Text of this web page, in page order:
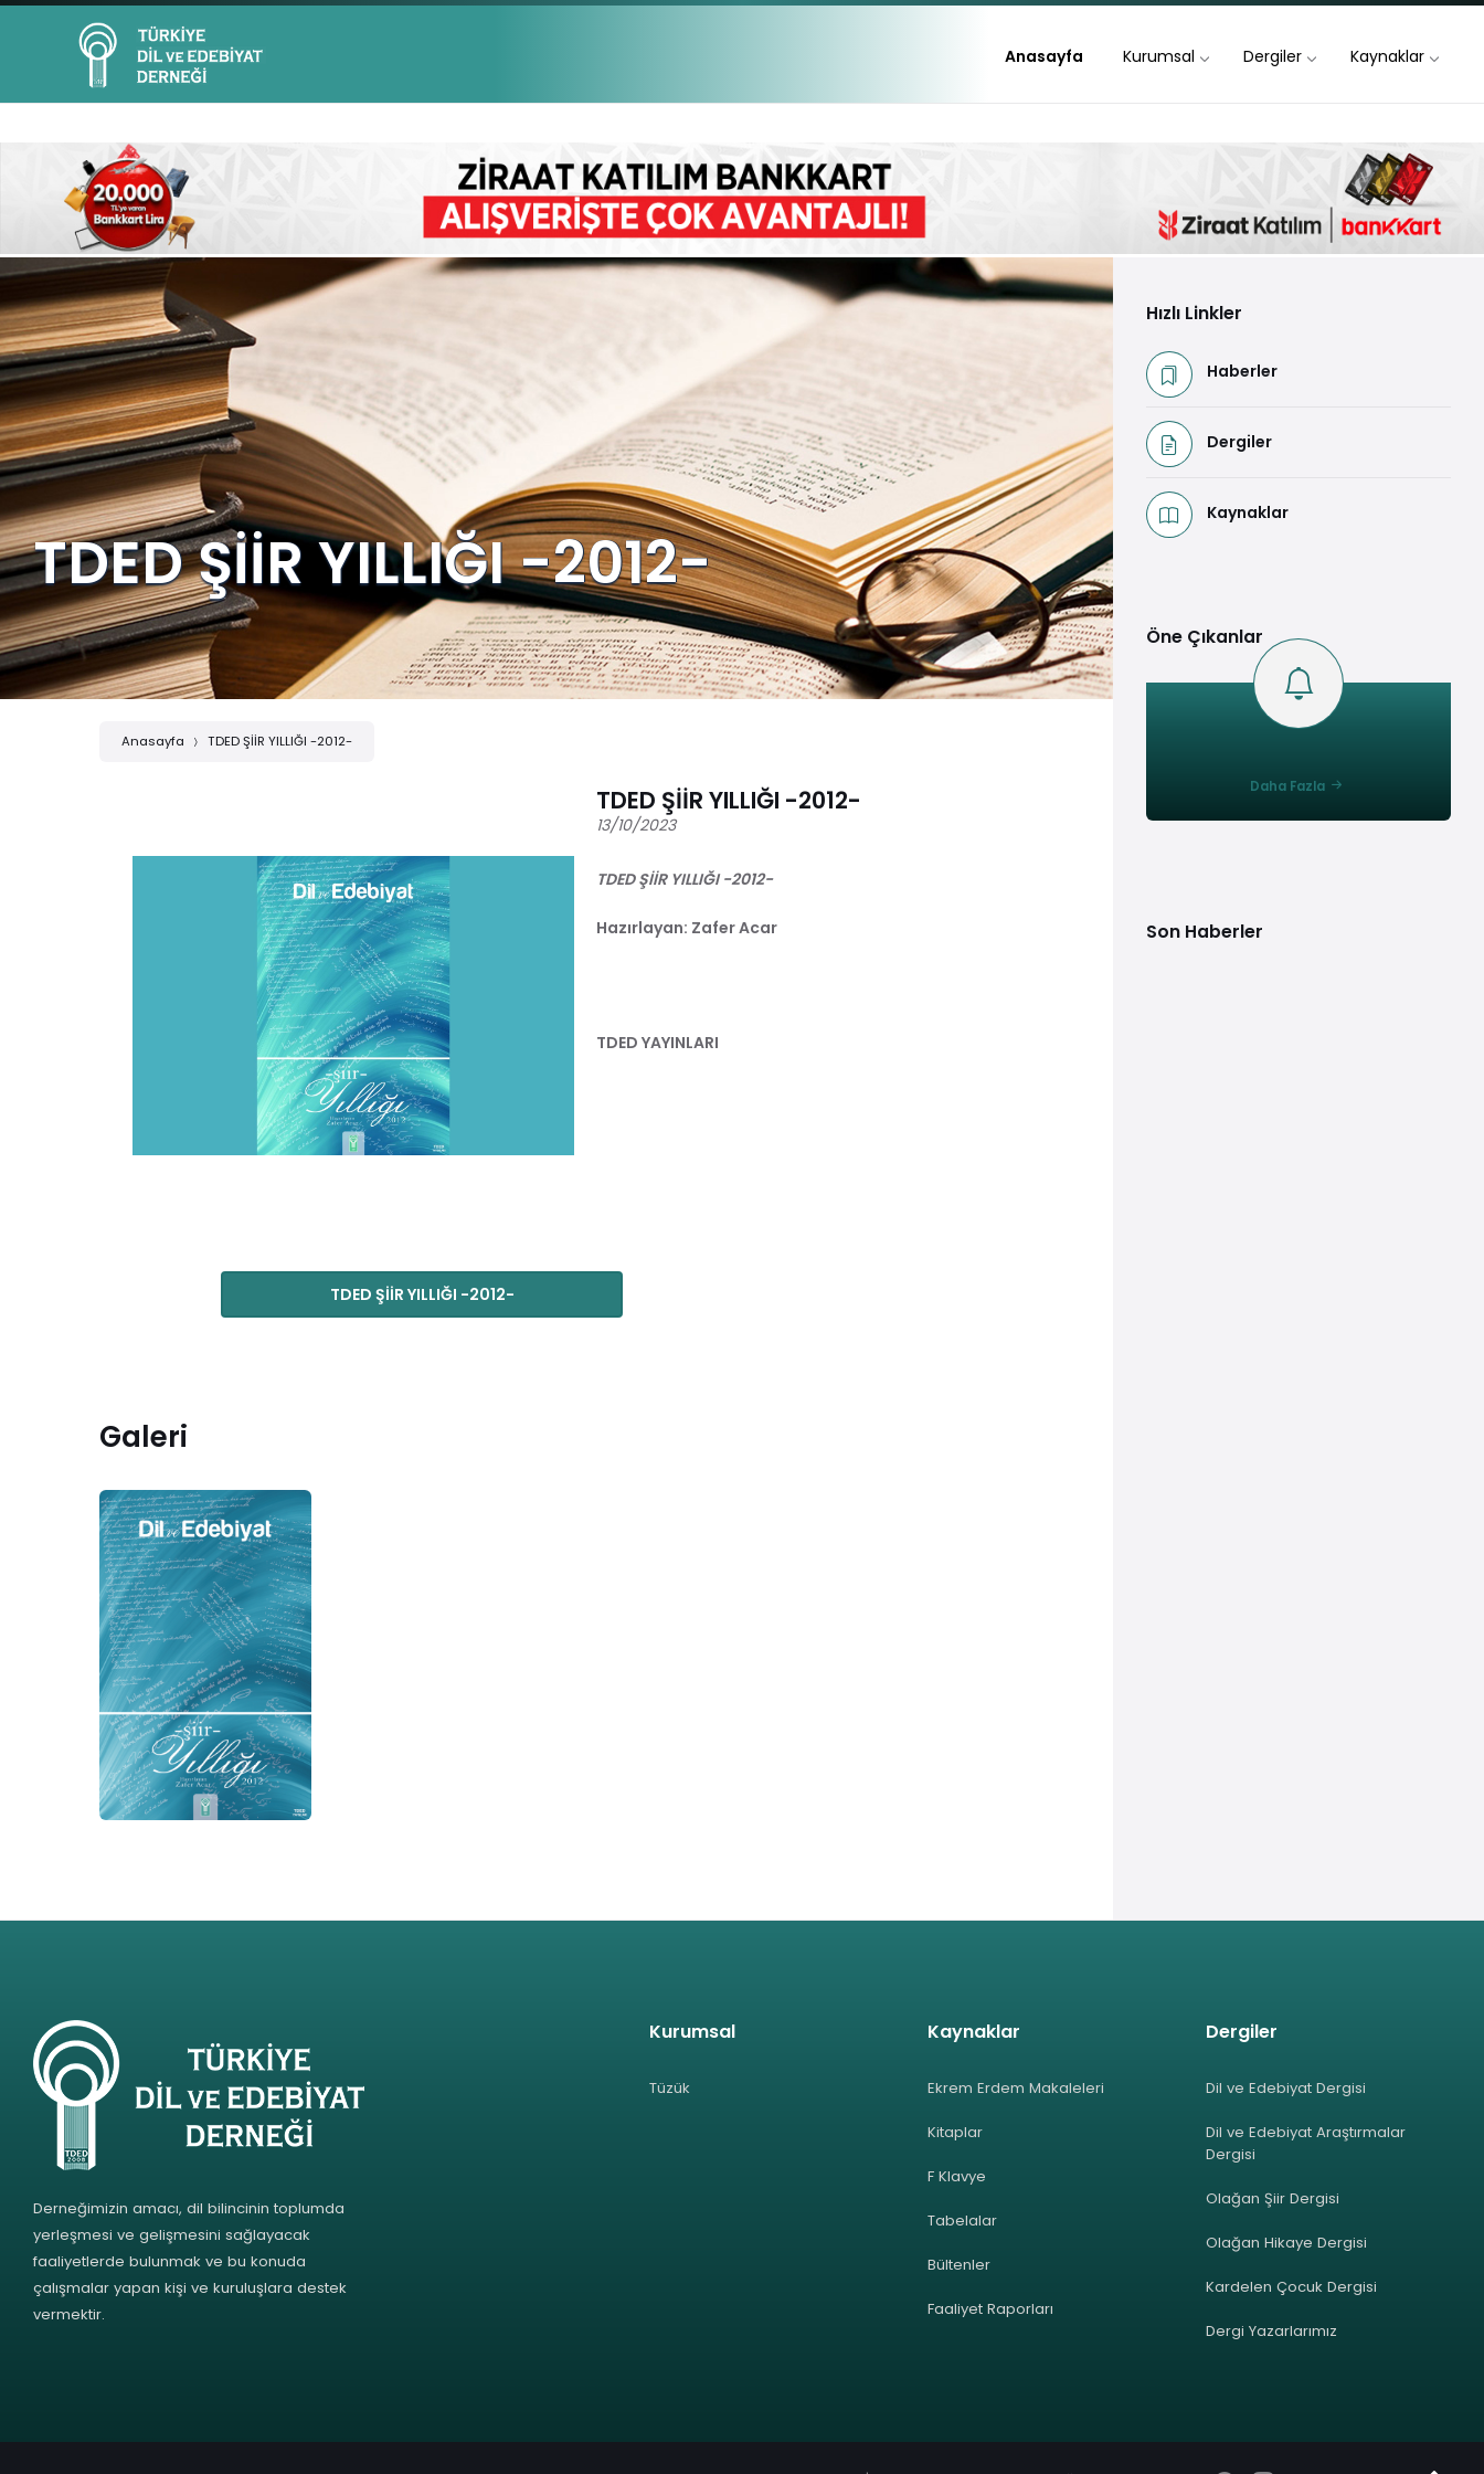
Anasayfa Kurumsal Dergiler Kaynaklar
TDED ŞİİR YILLIĞI -2012-
Anasayfa TDED ŞİİR YILLIĞI -2012-
TDED ŞİİR YILLIĞI -2012-
13/10/2023
TDED ŞİİR YILLIĞI -2012-
Hazırlayan: Zafer Acar
TDED YAYINLARI
TDED ŞİİR YILLIĞI -2012-
Galeri
Hızlı Linkler
Haberler
Dergiler
Kaynaklar
Öne Çıkanlar
Daha Fazla
Son Haberler
Derneğimizin amacı, dil bilincinin toplumda
yerleşmesi ve gelişmesini sağlayacak
faaliyetlerde bulunmak ve bu konuda
çalışmalar yapan kişi ve kuruluşlara destek
vermektir.
Kurumsal
Tüzük
Kaynaklar
Ekrem Erdem Makaleleri
Kitaplar
F Klavye
Tabelalar
Bültenler
Faaliyet Raporları
Dergiler
Dil ve Edebiyat Dergisi
Dil ve Edebiyat Araştırmalar
Dergisi
Olağan Şiir Dergisi
Olağan Hikaye Dergisi
Kardelen Çocuk Dergisi
Dergi Yazarlarımız